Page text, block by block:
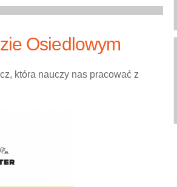
Osiedlowym
która nauczy nas pracować z